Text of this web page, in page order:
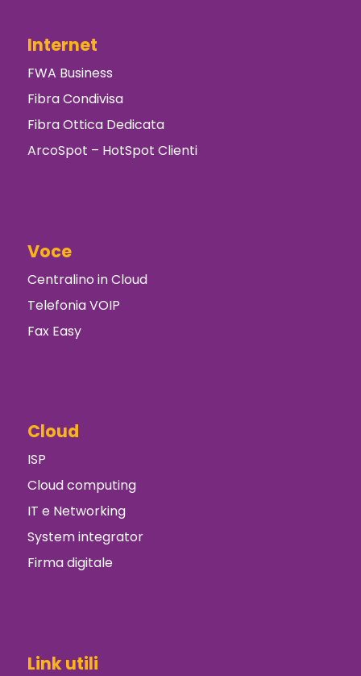
Internet
FWA Business
Fibra Condivisa
Fibra Ottica Dedicata
ArcoSpot – HotSpot Clienti
Voce
Centralino in Cloud
Telefonia VOIP
Fax Easy
Cloud
ISP
Cloud computing
IT e Networking
System integrator
Firma digitale
Link utili